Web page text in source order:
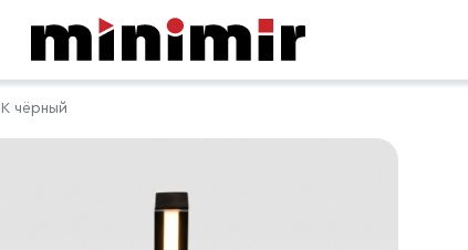
чёрный